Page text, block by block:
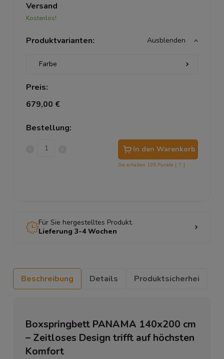
Versand
Kostenlos!
Produktvarianten: Ausblenden
Preis:
679,00 €
Bestellung:
In den Warenkorb
Sie erhalten 135 Punkte [ ? ]
Für Sie hergestelltes Produkt.
Lieferung 3-4 Wochen
Beschreibung Details Produktsicherhei
Boxspringbett PANAMA 140x200 cm
– Zeitloses Design trifft auf höchsten
Komfort